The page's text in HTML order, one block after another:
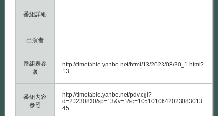
番組詳細
出演者
番組表参
照
http://timetable.yanbe.net/html/13/2023/08/30_1.html?
13
番組内容
参照
http://timetable.yanbe.net/pdv.cgi?
d=20230830&p=13&v=1&c=1051010642023083013
45